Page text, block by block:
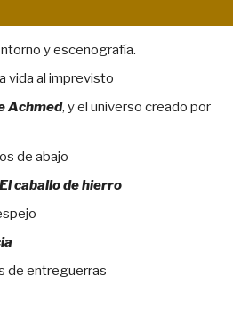
y escenografía.
vida al imprevisto
Achmed, y el universo creado por
de abajo
El caballo de hierro
de entreguerras